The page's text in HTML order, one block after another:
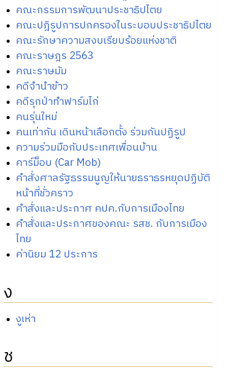
คณะกรรมการพัฒนาประชาธิปไตย
คณะปฎิรูปการปกครองในระบอบประชาธิปไตย
คณะรักษาความสงบเรียบร้อยแห่งชาติ
คณะราษฎร 2563
คณะราษมัม
คดีจำนำข้าว
คดีรุกป่าทำฟาร์มไก่
คนรุ่นใหม่
คนเท่ากัน เดินหน้าเลือกตั้ง ร่วมกันปฏิรูป
ความร่วมมือกับประเทศเพื่อนบ้าน
คาร์ม็อบ (Car Mob)
คำสั่งศาลรัฐธรรมนูญให้นายธราธรหยุดปฏิบัติ
หน้าที่ชั่วคราว
คำสั่งและประกาศ คปค.กับการเมืองไทย
คำสั่งและประกาศของคณะ รสช. กับการเมือง
ไทย
ค่านิยม 12 ประการ
ง
งูเห่า
ช